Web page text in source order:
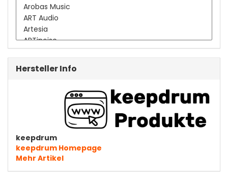
Hersteller Info
keepdrum
keepdrum Homepage
Mehr Artikel